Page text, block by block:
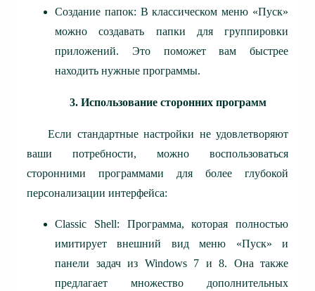
Создание папок: В классическом меню «Пуск»
можно создавать папки для группировки
приложений. Это поможет вам быстрее
находить нужные программы.
3. Использование сторонних программ
Если стандартные настройки не удовлетворяют
ваши потребности, можно воспользоваться
сторонними программами для более глубокой
персонализации интерфейса:
Classic Shell: Программа, которая полностью
имитирует внешний вид меню «Пуск» и
панели задач из Windows 7 и 8. Она также
предлагает множество дополнительных